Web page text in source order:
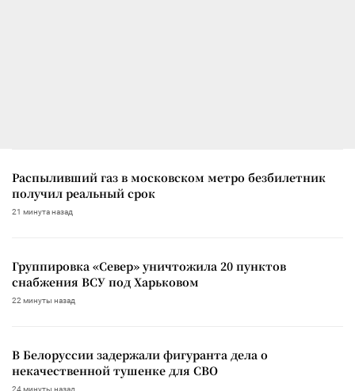
Распыливший газ в московском метро безбилетник
получил реальный срок
21 минута назад
Группировка «Север» уничтожила 20 пунктов
снабжения ВСУ под Харьковом
22 минуты назад
В Белоруссии задержали фигуранта дела о
некачественной тушенке для СВО